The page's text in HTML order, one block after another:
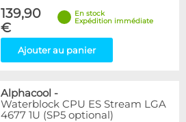
139,90
€
En stock
Expédition immédiate
Ajouter au panier
Alphacool -
Waterblock CPU ES Stream LGA
4677 1U (SP5 optional)